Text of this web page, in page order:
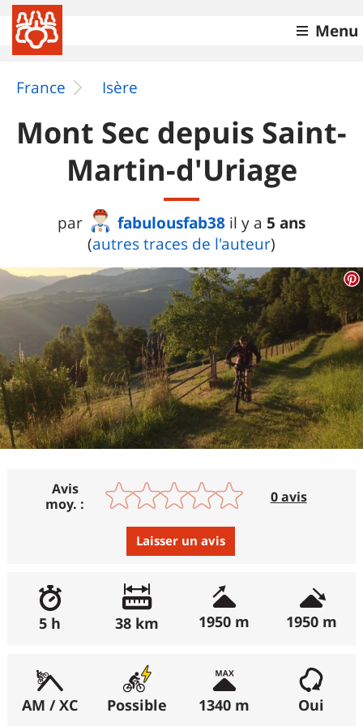
Menu
France Isère
Mont Sec depuis Saint-
Martin-d'Uriage
par fabulousfab38 il y a 5 ans
(autres traces de l'auteur)
Avis
moy. :
0 avis
Laisser un avis
Excellent
0%
Moyen
Médiocre:
0%
5 h 38 km 1950 m 1950 m
AM / XC Possible 1340 m Oui